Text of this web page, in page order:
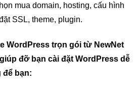
mua domain, hosting, cấu hình
SSL, theme, plugin.
WordPress trọn gói từ NewNet
đỡ bạn cài đặt WordPress dễ
để bạn: